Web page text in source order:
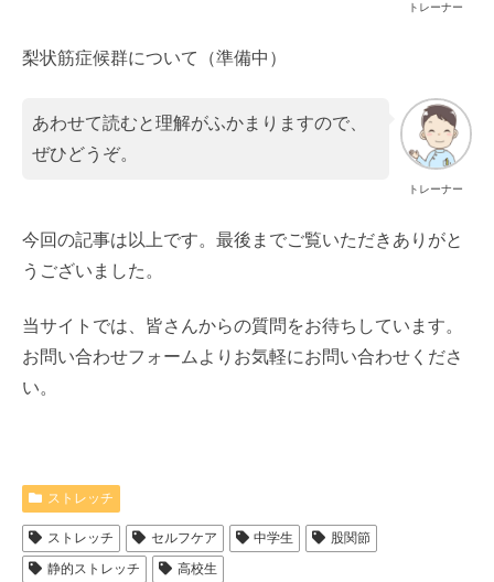
トレーナー
梨状筋症候群について（準備中）
トレーナー
あわせて読むと理解がふかまりますので、
ぜひどうぞ。
今回の記事は以上です。最後までご覧いただきありがと
うございました。
当サイトでは、皆さんからの質問をお待ちしています。
お問い合わせフォームよりお気軽にお問い合わせくださ
い。
ストレッチ
ストレッチ セルフケア 中学生
股関節
静的ストレッチ
高校生